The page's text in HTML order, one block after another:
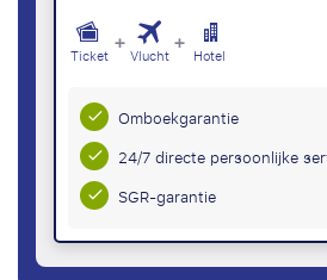
Ticket + Vlucht + Hotel
Omboekgarantie
24/7 directe persoonlijke
SGR-garantie